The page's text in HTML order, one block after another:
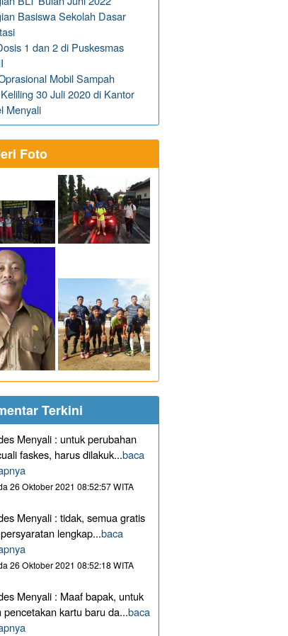
Basiswa Sekolah Dasar
1 dan 2 di Puskesmas
Mobil Sampah
30 Juli 2020 di Kantor
Menyali
Foto
Terkini
Menyali : untuk perubahan
faskes, harus dilakuk...baca
26 Oktober 2021 08:52:57 WITA
Menyali : tidak, semua gratis
lengkap...baca
26 Oktober 2021 08:52:18 WITA
Menyali : Maaf bapak, untuk
pencetakan kartu baru da...baca